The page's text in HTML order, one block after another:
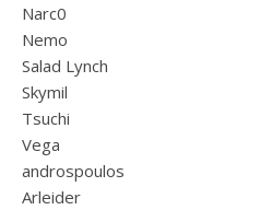
Narc0
Nemo
Salad Lynch
Skymil
Tsuchi
Vega
androspoulos
Arleider